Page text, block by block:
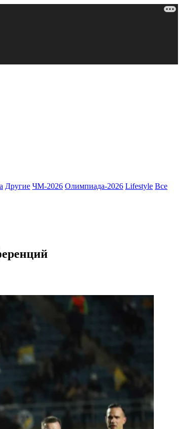
Другие ЧМ-2026 Олимпиада-2026 Lifestyle Все